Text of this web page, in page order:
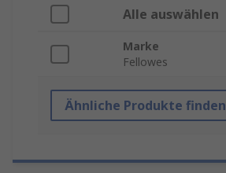
Alle auswählen
Marke
Fellowes
Ähnliche Produkte finden